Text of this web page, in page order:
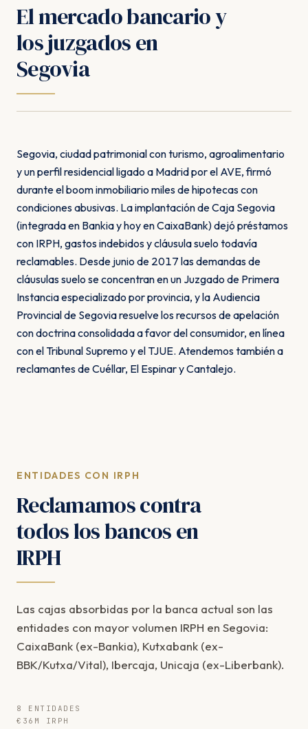
El mercado bancario y
los juzgados en
Segovia
Segovia, ciudad patrimonial con turismo, agroalimentario
y un perfil residencial ligado a Madrid por el AVE, firmó
durante el boom inmobiliario miles de hipotecas con
condiciones abusivas. La implantación de Caja Segovia
(integrada en Bankia y hoy en CaixaBank) dejó préstamos
con IRPH, gastos indebidos y cláusula suelo todavía
reclamables. Desde junio de 2017 las demandas de
cláusulas suelo se concentran en un Juzgado de Primera
Instancia especializado por provincia, y la Audiencia
Provincial de Segovia resuelve los recursos de apelación
con doctrina consolidada a favor del consumidor, en línea
con el Tribunal Supremo y el TJUE. Atendemos también a
reclamantes de Cuéllar, El Espinar y Cantalejo.
ENTIDADES CON IRPH
Reclamamos contra
todos los bancos en
IRPH
Las cajas absorbidas por la banca actual son las
entidades con mayor volumen IRPH en Segovia:
CaixaBank (ex-Bankia), Kutxabank (ex-
BBK/Kutxa/Vital), Ibercaja, Unicaja (ex-Liberbank).
8 ENTIDADES
€36M IRPH